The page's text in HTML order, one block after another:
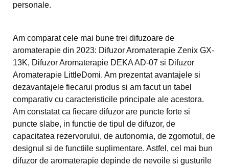
personale.
Am comparat cele mai bune trei difuzoare de
aromaterapie din 2023: Difuzor Aromaterapie Zenix GX-
13K, Difuzor Aromaterapie DEKA AD-07 si Difuzor
Aromaterapie LittleDomi. Am prezentat avantajele si
dezavantajele fiecarui produs si am facut un tabel
comparativ cu caracteristicile principale ale acestora.
Am constatat ca fiecare difuzor are puncte forte si
puncte slabe, in functie de tipul de difuzor, de
capacitatea rezervorului, de autonomia, de zgomotul, de
designul si de functiile suplimentare. Astfel, cel mai bun
difuzor de aromaterapie depinde de nevoile si gusturile